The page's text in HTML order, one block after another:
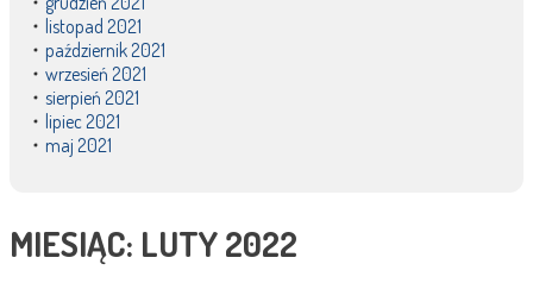
listopad 2021
październik 2021
wrzesień 2021
sierpień 2021
lipiec 2021
maj 2021
MIESIĄC: LUTY 2022